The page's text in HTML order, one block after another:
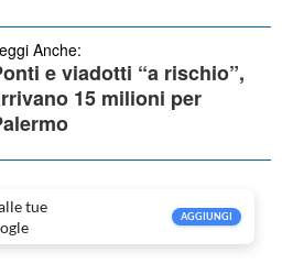
Anche:
e viadotti “a rischio”,
15 milioni per
tue
AGGIUNGI